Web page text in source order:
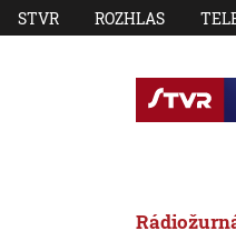
STVR ROZHLAS